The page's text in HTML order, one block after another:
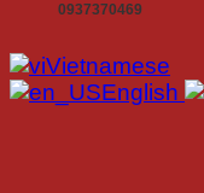
0937370469
Vietnamese
English